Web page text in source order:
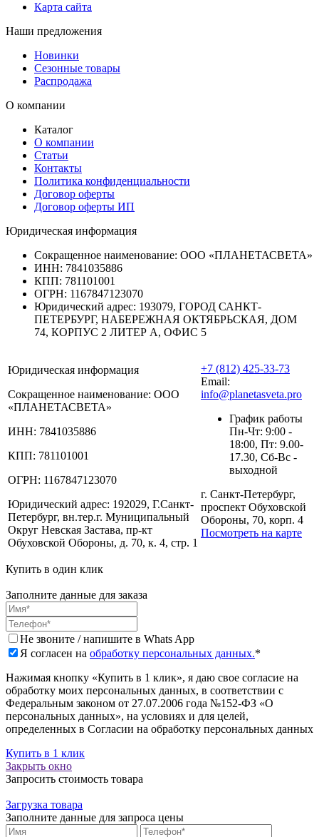
Карта сайта
Наши предложения
Новинки
Сезонные товары
Распродажа
О компании
Каталог
О компании
Статьи
Контакты
Политика конфиденциальности
Договор оферты
Договор оферты ИП
Юридическая информация
Сокращенное наименование: ООО «ПЛАНЕТАСВЕТА»
ИНН: 7841035886
КПП: 781101001
ОГРН: 1167847123070
Юридический адрес: 193079, ГОРОД САНКТ-
ПЕТЕРБУРГ, НАБЕРЕЖНАЯ ОКТЯБРЬСКАЯ, ДОМ
74, КОРПУС 2 ЛИТЕР А, ОФИС 5
Юридическая информация
Сокращенное наименование: ООО
«ПЛАНЕТАСВЕТА»
ИНН: 7841035886
КПП: 781101001
ОГРН: 1167847123070
Юридический адрес: 192029, Г.Санкт-
Петербург, вн.тер.г. Муниципальный
Округ Невская Застава, пр-кт
Обуховской Обороны, д. 70, к. 4, стр. 1
+7 (812) 425-33-73
Email:
info@planetasveta.pro
График работы
Пн-Чт: 9:00 -
18:00, Пт: 9.00-
17.30, Сб-Вс -
выходной
г. Санкт-Петербург,
проспект Обуховской
Обороны, 70, корп. 4
Посмотреть на карте
Купить в один клик
Заполните данные для заказа
Не звоните / напишите в Whats App
Я согласен на обработку персональных данных.*
Нажимая кнопку «Купить в 1 клик», я даю свое согласие на
обработку моих персональных данных, в соответствии с
Федеральным законом от 27.07.2006 года №152-ФЗ «О
персональных данных», на условиях и для целей,
определенных в Согласии на обработку персональных данных
Купить в 1 клик
Закрыть окно
Запросить стоимость товара
Загрузка товара
Заполните данные для запроса цены